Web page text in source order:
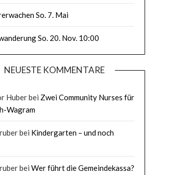
So. 7. Mai
So. 20. Nov. 10:00
NEUESTE KOMMENTARE
Huberbei Zwei Community Nurses für
Wagram
bei Kindergarten – und noch
bei Wer führt die Gemeindekassa?